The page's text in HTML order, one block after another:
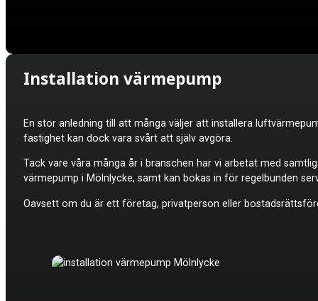
Installation värmepump
En stor anledning till att många väljer att installera
fastighet kan dock vara svårt att själv avgöra.
Tack vare våra många år i branschen har vi arbetat med
värmepump i Mölnlycke, samt kan bokas in för regelbunden
Oavsett om du är ett företag, privatperson eller